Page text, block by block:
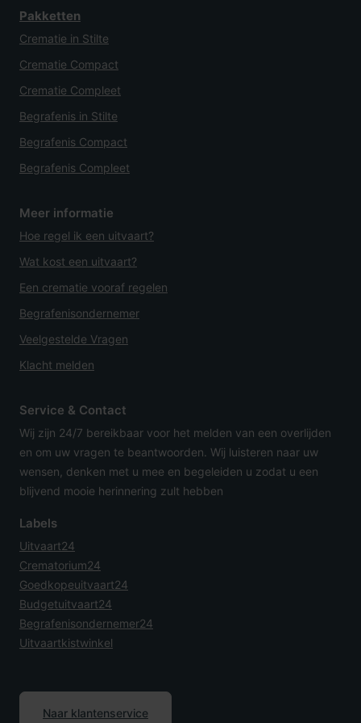
Pakketten
Crematie in Stilte
Crematie Compact
Crematie Compleet
Begrafenis in Stilte
Begrafenis Compact
Begrafenis Compleet
Meer informatie
Hoe regel ik een uitvaart?
Wat kost een uitvaart?
Een crematie vooraf regelen
Begrafenisondernemer
Veelgestelde Vragen
Klacht melden
Service & Contact
Wij zijn 24/7 bereikbaar voor het melden van een overlijden
en om uw vragen te beantwoorden. Wij luisteren naar uw
wensen, denken met u mee en begeleiden u zodat u een
blijvend mooie herinnering zult hebben
Labels
Uitvaart24
Crematorium24
Goedkopeuitvaart24
Budgetuitvaart24
Begrafenisondernemer24
Uitvaartkistwinkel
Naar klantenservice